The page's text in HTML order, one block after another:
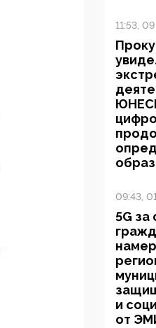
11:53,
09:43,
5G за
и
от